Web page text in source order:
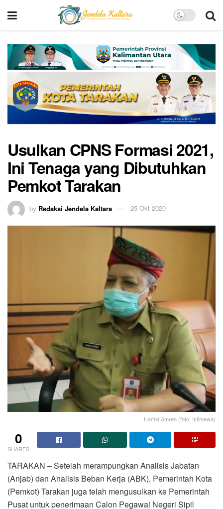
Usulkan CPNS Formasi 2021,
Ini Tenaga yang Dibutuhkan
Pemkot Tarakan
by Redaksi Jendela Kaltara 25 Okt 2020
Hamid Amren (foto: Istimewa)
0
SHARES
TARAKAN – Setelah merampungkan Analisis Jabatan
(Anjab) dan Analisis Beban Kerja (ABK), Pemerintah Kota
(Pemkot) Tarakan juga telah mengusulkan ke Pemerintah
Pusat untuk penerimaan Calon Pegawai Negeri Sipil